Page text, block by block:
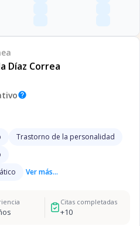
Díaz Correa
help
Trastorno de la personalidad
Ver más...
Citas completadas
+10